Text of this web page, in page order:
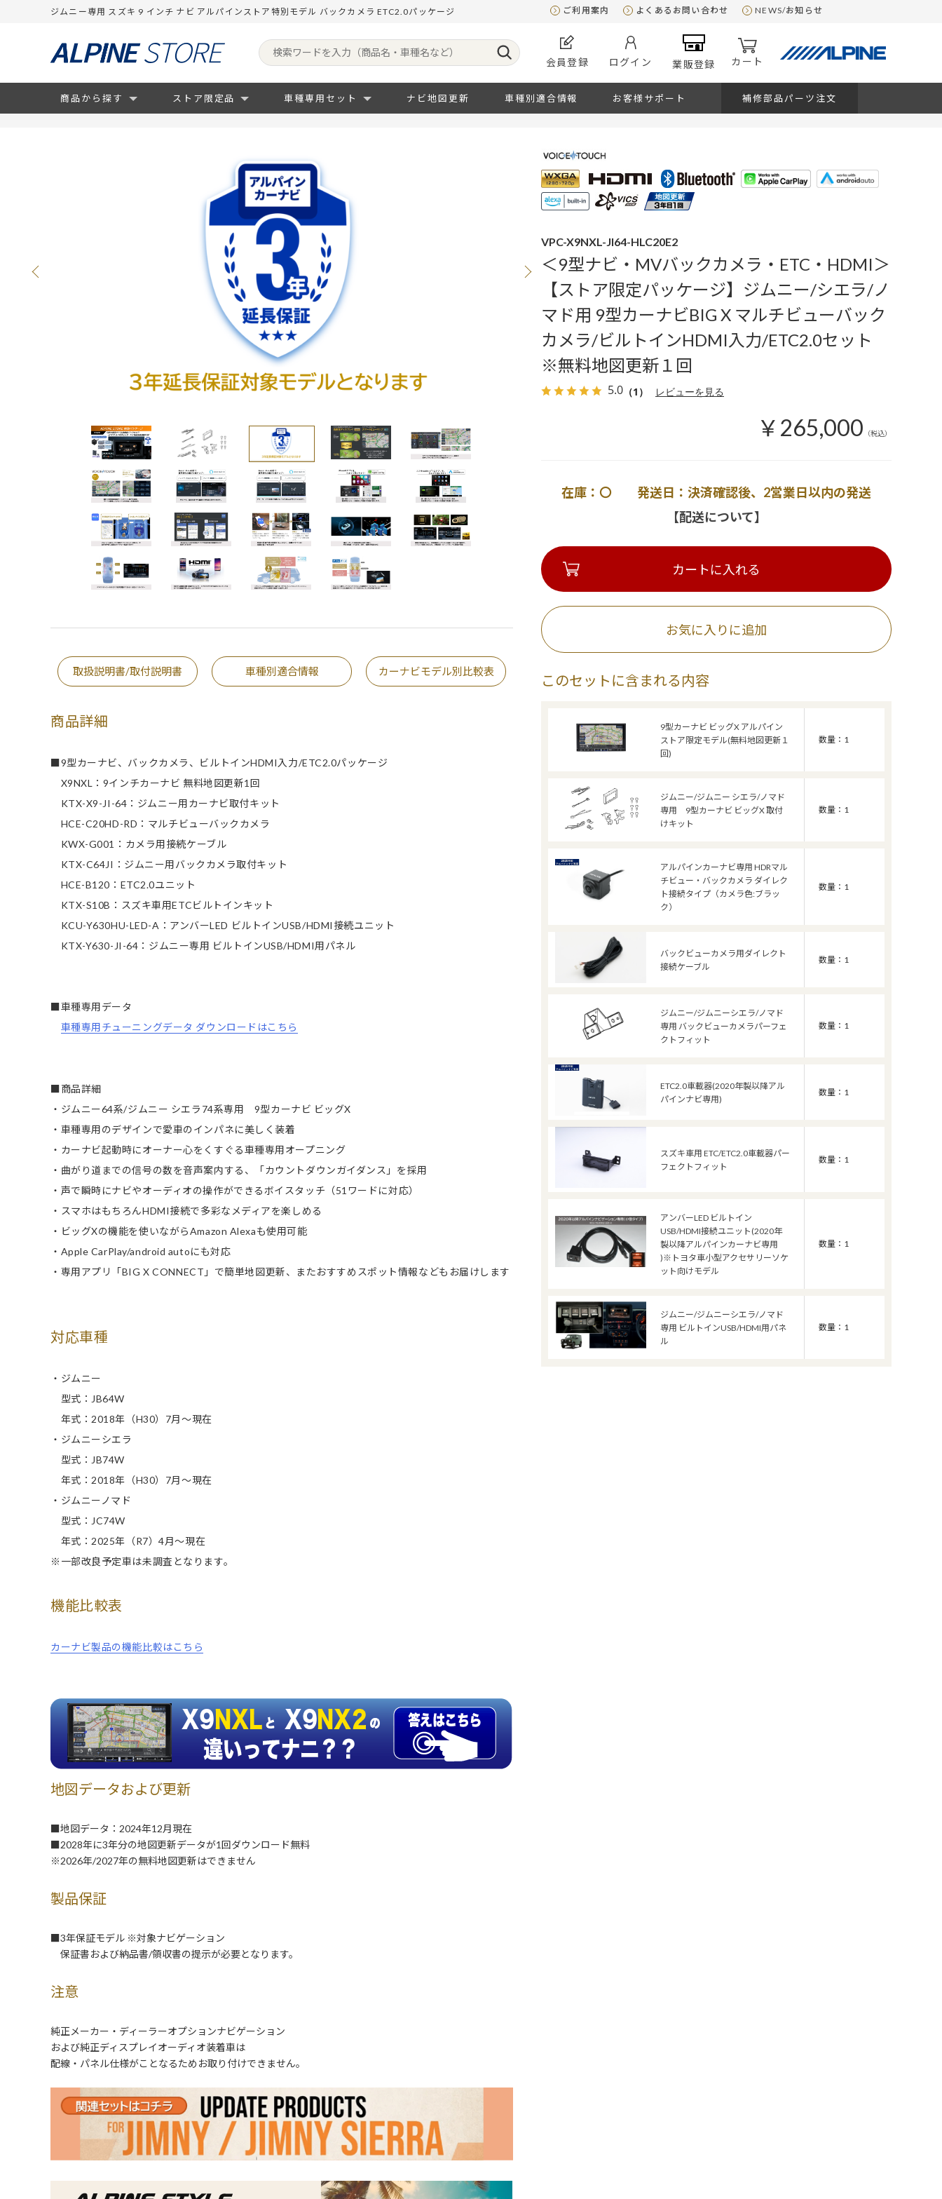
ジムニー専用 スズキ 9 インチ ナビ アルパインストア特別モデル バックカメラ ETC2.0パッケージ ご利用案内 よくあるお問い合わせ NEWS/お知らせ
会員登録 ログイン 業販登録 カート
商品から探す ストア限定品 車種専用セット ナビ地図更新 車種別適合情報 お客様サポート 補修部品パーツ注文
取扱説明書/取付説明書 車種別適合情報 カーナビモデル別比較表
商品詳細
■9型カーナビ、バックカメラ、ビルトインHDMI入力/ETC2.0パッケージ
X9NXL：9インチカーナビ 無料地図更新1回
KTX-X9-JI-64：ジムニー用カーナビ取付キット
HCE-C20HD-RD：マルチビューバックカメラ
KWX-G001：カメラ用接続ケーブル
KTX-C64JI：ジムニー用バックカメラ取付キット
HCE-B120：ETC2.0ユニット
KTX-S10B：スズキ車用ETCビルトインキット
KCU-Y630HU-LED-A：アンバーLED ビルトインUSB/HDMI接続ユニット
KTX-Y630-JI-64：ジムニー専用 ビルトインUSB/HDMI用パネル
■車種専用データ
車種専用チューニングデータ ダウンロードはこちら
■商品詳細
・ジムニー64系/ジムニー シエラ74系専用 9型カーナビ ビッグX
・車種専用のデザインで愛車のインパネに美しく装着
・カーナビ起動時にオーナー心をくすぐる車種専用オープニング
・曲がり道までの信号の数を音声案内する、「カウントダウンガイダンス」を採用
・声で瞬時にナビやオーディオの操作ができるボイスタッチ（51ワードに対応）
・スマホはもちろんHDMI接続で多彩なメディアを楽しめる
・ビッグXの機能を使いながらAmazon Alexaも使用可能
・Apple CarPlay/android autoにも対応
・専用アプリ「BIG X CONNECT」で簡単地図更新、またおすすめスポット情報などもお届けします
対応車種
・ジムニー
型式：JB64W
年式：2018年（H30）7月～現在
・ジムニーシエラ
型式：JB74W
年式：2018年（H30）7月～現在
・ジムニーノマド
型式：JC74W
年式：2025年（R7）4月～現在
※一部改良予定車は未調査となります。
機能比較表
カーナビ製品の機能比較はこちら
地図データおよび更新
■地図データ：2024年12月現在
■2028年に3年分の地図更新データが1回ダウンロード無料
※2026年/2027年の無料地図更新はできません
製品保証
■3年保証モデル ※対象ナビゲーション
保証書および納品書/領収書の提示が必要となります。
注意
純正メーカー・ディーラーオプションナビゲーション
および純正ディスプレイオーディオ装着車は
配線・パネル仕様がことなるためお取り付けできません。
VPC-X9NXL-JI64-HLC20E2
＜9型ナビ・MVバックカメラ・ETC・HDMI＞
【ストア限定パッケージ】ジムニー/シエラ/ノ
マド用 9型カーナビBIG X マルチビューバック
カメラ/ビルトインHDMI入力/ETC2.0セット
※無料地図更新１回
5.0 （1） レビューを見る
￥265,000 （税込）
在庫：〇 発送日：決済確認後、2営業日以内の発送
【配送について】
カートに入れる
このセットに含まれる内容
9型カーナビ ビッグX アルパイン
ストア限定モデル(無料地図更新１
回)
数量：1
ジムニー/ジムニー シエラ/ノマド
専用 9型カーナビ ビッグX 取付
けキット
数量：1
アルパインカーナビ専用 HDRマル
チビュー・バックカメラ ダイレク
ト接続タイプ（カメラ色:ブラッ
ク）
数量：1
バックビューカメラ用ダイレクト
接続ケーブル
数量：1
ジムニー/ジムニーシエラ/ノマド
専用 バックビューカメラパーフェ
クトフィット
数量：1
ETC2.0車載器(2020年製以降アル
パインナビ専用)
数量：1
スズキ車用 ETC/ETC2.0車載器パー
フェクトフィット
数量：1
アンバーLED ビルトイン
USB/HDMI接続ユニット(2020年
製以降アルパインカーナビ専用
)※トヨタ車小型アクセサリーソケ
ット向けモデル
数量：1
ジムニー/ジムニーシエラ/ノマド
専用 ビルトインUSB/HDMI用パネ
ル
数量：1
お気に入りに追加